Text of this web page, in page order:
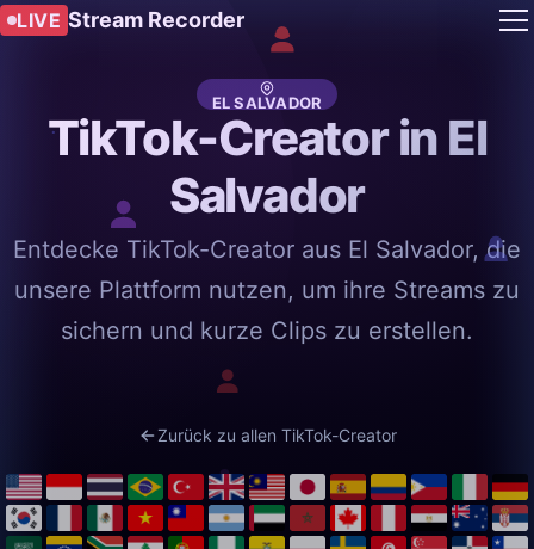
LIVE Stream Recorder
EL SALVADOR
TikTok-Creator in El
Salvador
Entdecke TikTok-Creator aus El Salvador, die
unsere Plattform nutzen, um ihre Streams zu
sichern und kurze Clips zu erstellen.
Zurück zu allen TikTok-Creator